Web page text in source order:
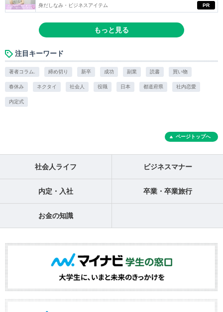
PR
身だしなみ・ビジネスアイテム
もっと見る
注目キーワード
著者コラム. 締め切り 新卒 成功 副業 読書 買い物
春休み ネクタイ 社会人 役職 日本 都道府県 社内恋愛
内定式
ページトップへ
社会人ライフ ビジネスマナー
内定・入社 卒業・卒業旅行
お金の知識